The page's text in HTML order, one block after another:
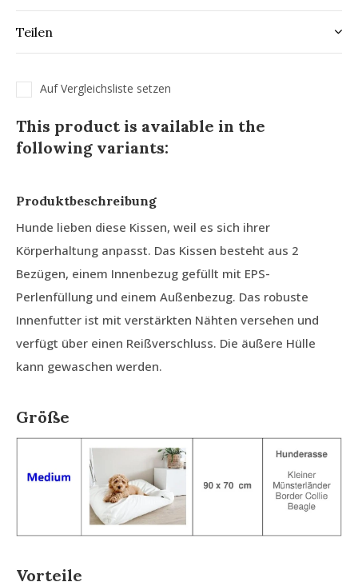
Teilen
Auf Vergleichsliste setzen
This product is available in the
following variants:
Produktbeschreibung
Hunde lieben diese Kissen, weil es sich ihrer
Körperhaltung anpasst. Das Kissen besteht aus 2
Bezügen, einem Innenbezug gefüllt mit EPS-
Perlenfüllung und einem Außenbezug. Das robuste
Innenfutter ist mit verstärkten Nähten versehen und
verfügt über einen Reißverschluss. Die äußere Hülle
kann gewaschen werden.
Größe
Vorteile